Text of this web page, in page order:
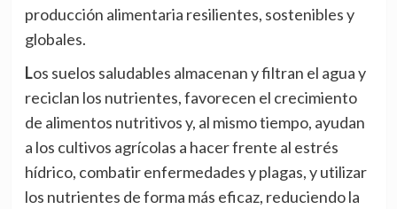
producción alimentaria resilientes, sostenibles y
globales.
Los suelos saludables almacenan y filtran el agua y
reciclan los nutrientes, favorecen el crecimiento
de alimentos nutritivos y, al mismo tiempo, ayudan
a los cultivos agrícolas a hacer frente al estrés
hídrico, combatir enfermedades y plagas, y utilizar
los nutrientes de forma más eficaz, reduciendo la